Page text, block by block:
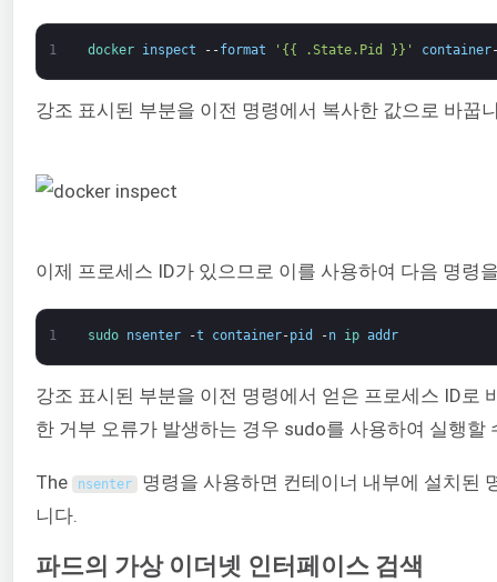
1 docker inspect --format '{{ .State.Pid }}' container
강조 표시된 부분을 이전 명령에서 복사한 값으로 바꿉
이제 프로세스 ID가 있으므로 이를 사용하여 다음 명령
1 sudo nsenter -t container-pid -n ip addr
강조 표시된 부분을 이전 명령에서 얻은 프로세스 ID로
한 거부 오류가 발생하는 경우 sudo를 사용하여 실행할
The nsenter 명령을 사용하면 컨테이너 내부에 설치된
니다.
파드의 가상 이더넷 인터페이스 검색